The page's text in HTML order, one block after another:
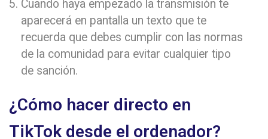
Cuando haya empezado la transmisión te
aparecerá en pantalla un texto que te
recuerda que debes cumplir con las normas
de la comunidad para evitar cualquier tipo
de sanción.
¿Cómo hacer directo en
TikTok desde el ordenador?